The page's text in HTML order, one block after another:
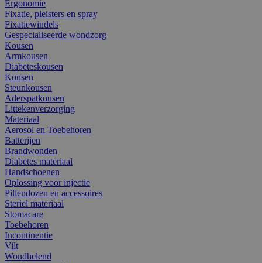
Ergonomie
Fixatie, pleisters en spray
Fixatiewindels
Gespecialiseerde wondzorg
Kousen
Armkousen
Diabeteskousen
Kousen
Steunkousen
Aderspatkousen
Littekenverzorging
Materiaal
Aerosol en Toebehoren
Batterijen
Brandwonden
Diabetes materiaal
Handschoenen
Oplossing voor injectie
Pillendozen en accessoires
Steriel materiaal
Stomacare
Toebehoren
Incontinentie
Vilt
Wondhelend